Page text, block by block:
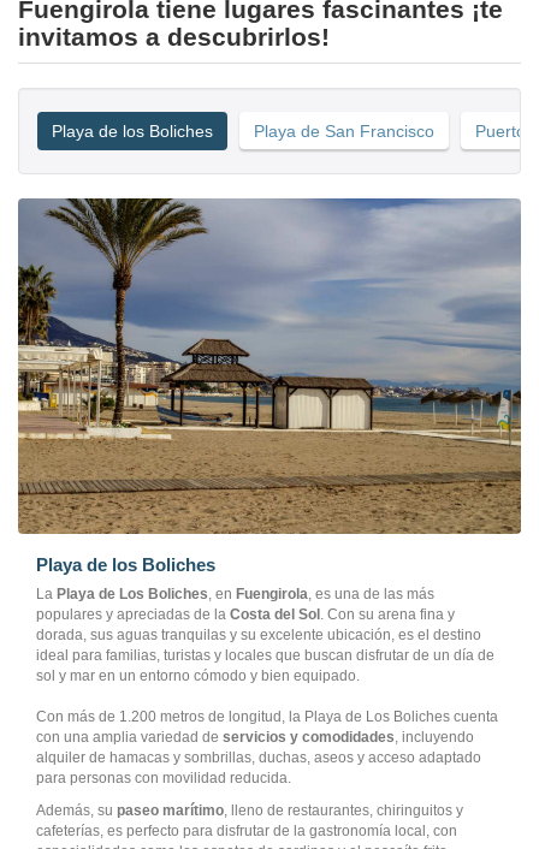
Fuengirola tiene lugares fascinantes ¡te
invitamos a descubrirlos!
Playa de los Boliches Playa de San Francisco Puerto
Playa de los Boliches
La Playa de Los Boliches, en Fuengirola, es una de las más
populares y apreciadas de la Costa del Sol . Con su arena fina y
dorada, sus aguas tranquilas y su excelente ubicación, es el destino
ideal para familias, turistas y locales que buscan disfrutar de un día de
sol y mar en un entorno cómodo y bien equipado.
Con más de 1.200 metros de longitud, la Playa de Los Boliches cuenta
con una amplia variedad de servicios y comodidades, incluyendo
alquiler de hamacas y sombrillas, duchas, aseos y acceso adaptado
para personas con movilidad reducida.
Además, su paseo marítimo, lleno de restaurantes, chiringuitos y
cafeterías, es perfecto para disfrutar de la gastronomía local, con